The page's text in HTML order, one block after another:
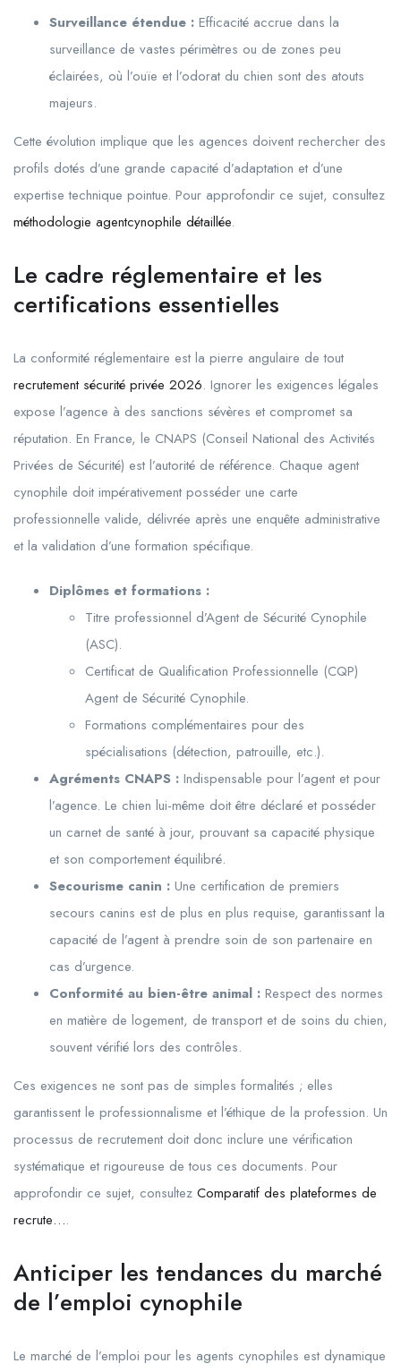
Surveillance étendue : Efficacité accrue dans la
surveillance de vastes périmètres ou de zones peu
éclairées, où l’ouïe et l’odorat du chien sont des atouts
majeurs.
Cette évolution implique que les agences doivent rechercher des
profils dotés d’une grande capacité d’adaptation et d’une
expertise technique pointue. Pour approfondir ce sujet, consultez
méthodologie agentcynophile détaillée.
Le cadre réglementaire et les
certifications essentielles
La conformité réglementaire est la pierre angulaire de tout
recrutement sécurité privée 2026. Ignorer les exigences légales
expose l’agence à des sanctions sévères et compromet sa
réputation. En France, le CNAPS (Conseil National des Activités
Privées de Sécurité) est l’autorité de référence. Chaque agent
cynophile doit impérativement posséder une carte
professionnelle valide, délivrée après une enquête administrative
et la validation d’une formation spécifique.
Diplômes et formations :
Titre professionnel d’Agent de Sécurité Cynophile
(ASC).
Certificat de Qualification Professionnelle (CQP)
Agent de Sécurité Cynophile.
Formations complémentaires pour des
spécialisations (détection, patrouille, etc.).
Agréments CNAPS : Indispensable pour l’agent et pour
l’agence. Le chien lui-même doit être déclaré et posséder
un carnet de santé à jour, prouvant sa capacité physique
et son comportement équilibré.
Secourisme canin : Une certification de premiers
secours canins est de plus en plus requise, garantissant la
capacité de l’agent à prendre soin de son partenaire en
cas d’urgence.
Conformité au bien-être animal : Respect des normes
en matière de logement, de transport et de soins du chien,
souvent vérifié lors des contrôles.
Ces exigences ne sont pas de simples formalités ; elles
garantissent le professionnalisme et l’éthique de la profession. Un
processus de recrutement doit donc inclure une vérification
systématique et rigoureuse de tous ces documents. Pour
approfondir ce sujet, consultez Comparatif des plateformes de
recrute….
Anticiper les tendances du marché
de l’emploi cynophile
Le marché de l’emploi pour les agents cynophiles est dynamique